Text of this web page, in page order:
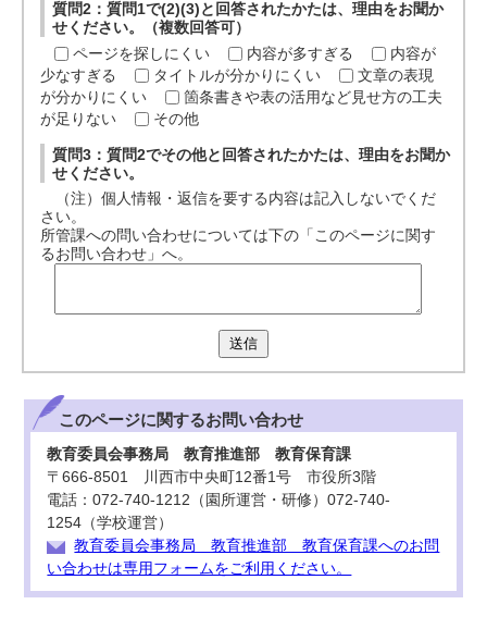
質問2：質問1で(2)(3)と回答されたかたは、理由をお聞か
せください。（複数回答可）
ページを探しにくい
内容が多すぎる
内容が
少なすぎる
タイトルが分かりにくい
文章の表現
が分かりにくい
箇条書きや表の活用など見せ方の工夫
が足りない
その他
質問3：質問2でその他と回答されたかたは、理由をお聞か
せください。
（注）個人情報・返信を要する内容は記入しないでくだ
さい。
所管課への問い合わせについては下の「このページに関す
るお問い合わせ」へ。
送信
このページに関するお問い合わせ
教育委員会事務局 教育推進部 教育保育課
〒666-8501 川西市中央町12番1号 市役所3階
電話：072-740-1212（園所運営・研修）072-740-
1254（学校運営）
教育委員会事務局 教育推進部 教育保育課へのお問
い合わせは専用フォームをご利用ください。